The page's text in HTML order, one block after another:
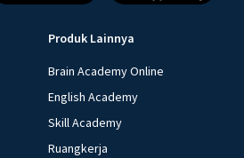
Produk Lainnya
Brain Academy Online
English Academy
Skill Academy
Ruangkerja